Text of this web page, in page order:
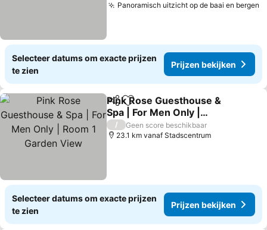
Panoramisch uitzicht op de baai en bergen
Selecteer datums om exacte prijzen
te zien
Prijzen bekijken
DelenToevoegen aan favorieten
Pink Rose Guesthouse &
Spa | For Men Only |
Room 1 Garden View
Prijzen bekijken
/
Geen score beschikbaar
23.1 km vanaf Stadscentrum
Selecteer datums om exacte prijzen
te zien
Prijzen bekijken